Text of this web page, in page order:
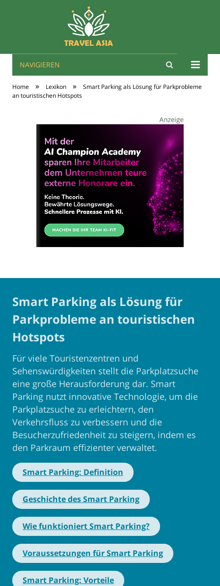
Travel Asien
NAVIGIEREN
Home » Lexikon »
Smart Parking als Lösung für Parkprobleme
an touristischen Hotspots
Smart Parking als Lösung für
Parkprobleme an touristischen
Hotspots
Für viele Touristenzentren und
Sehenswürdigkeiten stellt die Parkplatzsuche
eine große Herausforderung dar. Smart
Parking nutzt innovative Technologie, um die
Parkplatzsuche zu erleichtern, den
Verkehrsfluss zu verbessern und die
Besucherzufriedenheit zu steigern, indem es
den Parkraum effizienter verwaltet.
Smart Parking: Definition
Geschichte des Smart Parking
Wie funktioniert Smart Parking?
Voraussetzungen für Smart Parking
Smart Parking: Vorteile